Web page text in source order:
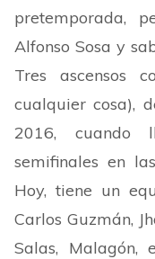
pretemporada,
Alfonso Sosa y
Tres ascensos
cualquier cosa),
2016, cuando
semifinales en
Hoy, tiene un
Carlos Guzmán,
Salas, Malagón,